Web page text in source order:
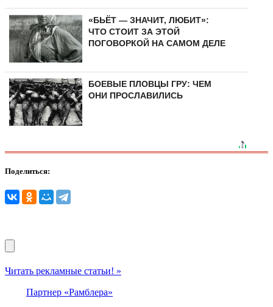
«БЬЁТ — ЗНАЧИТ, ЛЮБИТ»:
ЧТО СТОИТ ЗА ЭТОЙ
ПОГОВОРКОЙ НА САМОМ ДЕЛЕ
БОЕВЫЕ ПЛОВЦЫ ГРУ: ЧЕМ
ОНИ ПРОСЛАВИЛИСЬ
Поделиться:
Читать рекламные статьи! »
Партнер «Рамблера»